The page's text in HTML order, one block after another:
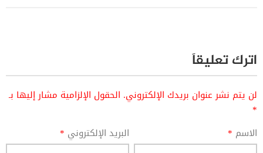
اترك تعليقاً
لن يتم نشر عنوان بريدك الإلكتروني. الحقول الإلزامية مشار إليها بـ
*
الاسم * البريد الإلكتروني *